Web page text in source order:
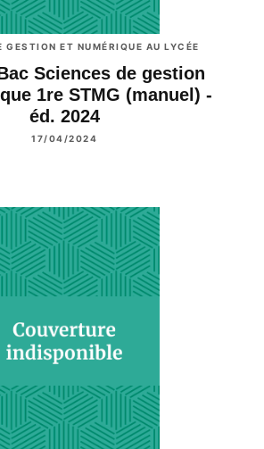
GESTION ET NUMÉRIQUE AU LYCÉE
Sciences de gestion
1re STMG (manuel) -
éd. 2024
17/04/2024